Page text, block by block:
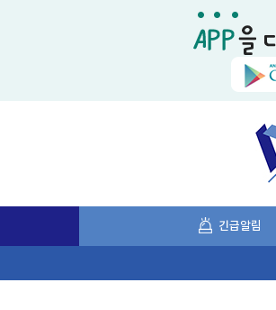
긴급알림